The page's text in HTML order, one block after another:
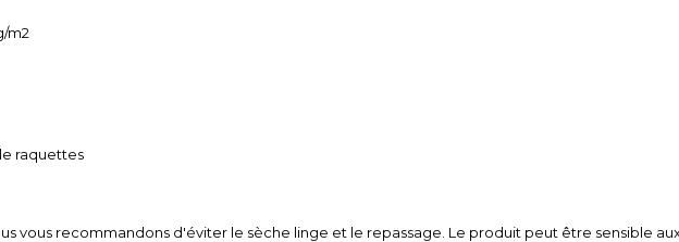
m2
raquettes
vous recommandons d'éviter le sèche linge et le repassage. Le produit peut être sensible